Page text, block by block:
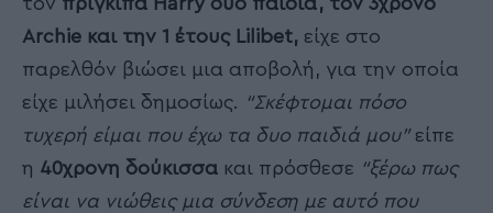
Archie και την 1 έτους Lilibet, είχε στο
παρελθόν βιώσει μια αποβολή, για την οποία
είχε μιλήσει δημοσίως. “Σκέφτομαι πόσο
τυχερή είμαι που έχω τα δυο παιδιά μου”είπε
η 40χρονη δούκισσα και πρόσθεσε “ξέρω πως
είναι να νιώθεις μια σύνδεση με αυτό που